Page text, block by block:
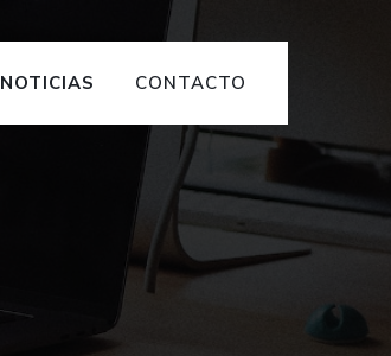
NOTICIAS CONTACTO